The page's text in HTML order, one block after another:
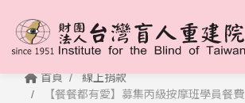
首頁
線上捐款
【餐餐都有愛】募集丙級按摩班學員餐費